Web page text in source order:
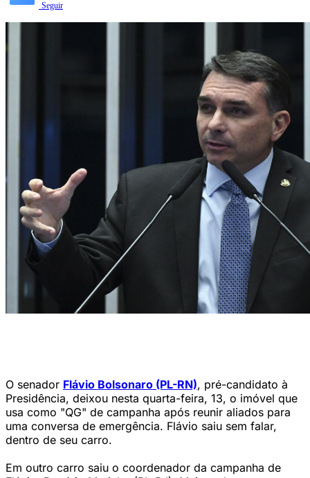
Seguir
O senador Flávio Bolsonaro (PL-RN), pré-candidato à
Presidência, deixou nesta quarta-feira, 13, o imóvel que
usa como "QG" de campanha após reunir aliados para
uma conversa de emergência. Flávio saiu sem falar,
dentro de seu carro.
Em outro carro saiu o coordenador da campanha de